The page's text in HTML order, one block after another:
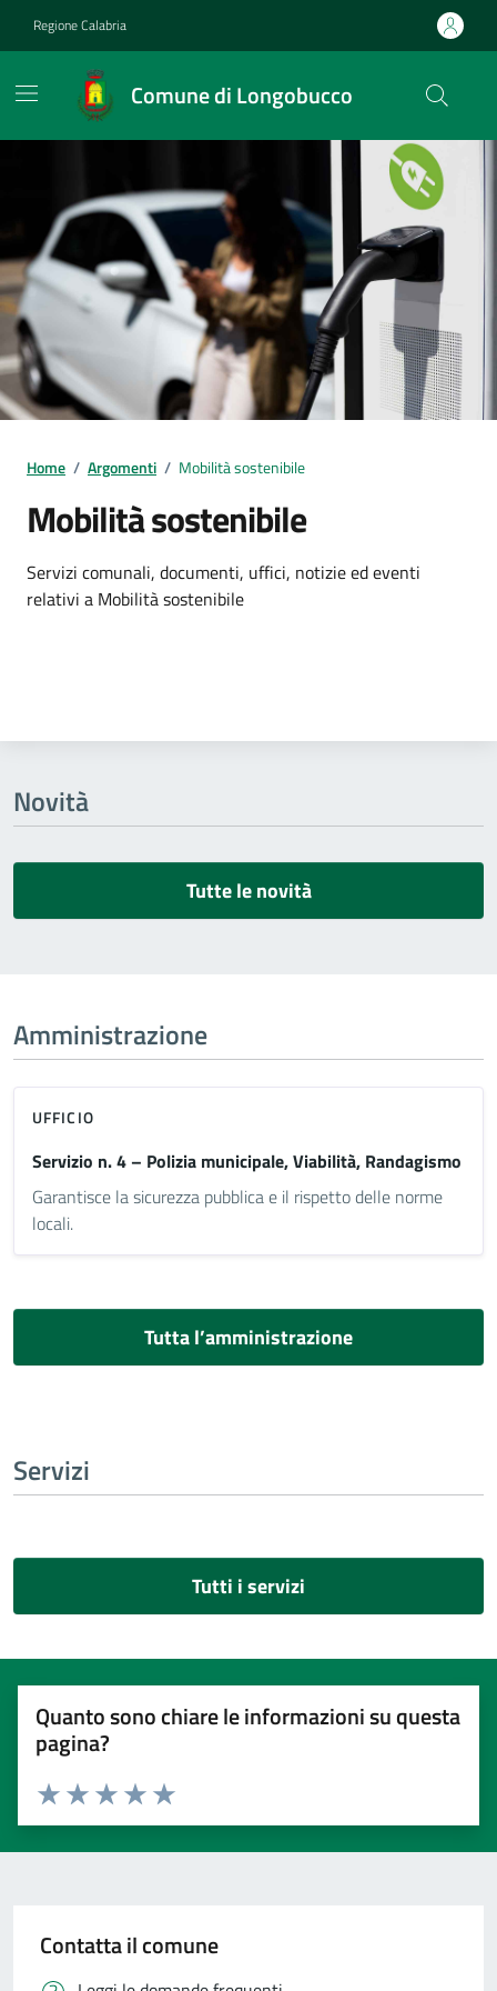
Regione Calabria
Comune di Longobucco
Home / Argomenti / Mobilità sostenibile
Mobilità sostenibile
Dettagli dell'argomento
Servizi comunali, documenti, uffici, notizie ed eventi
relativi a Mobilità sostenibile
Novità
Tutte le novità
Amministrazione
UFFICIO
Servizio n. 4 – Polizia municipale, Viabilità, Randagismo
Garantisce la sicurezza pubblica e il rispetto delle norme
locali.
Tutta l’amministrazione
Servizi
Tutti i servizi
Quanto sono chiare le informazioni su questa
pagina?
Valuta 5 stelle su 5
Valuta 4 stelle su 5
Valuta 3 stelle su 5
Valuta 2 stelle su 5
Valuta 1 stelle su 5
Contatta il comune